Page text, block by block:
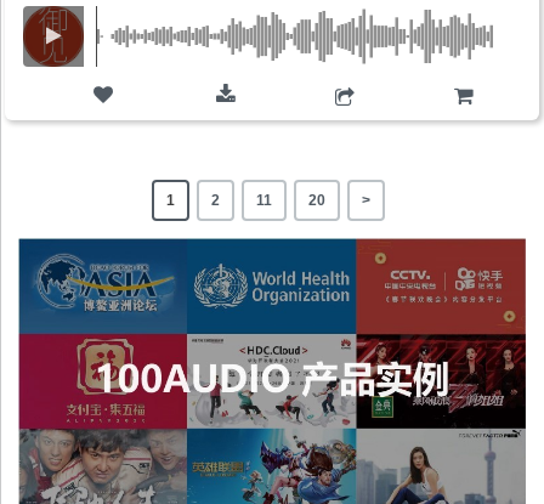
购物车
1 2 11 20 >